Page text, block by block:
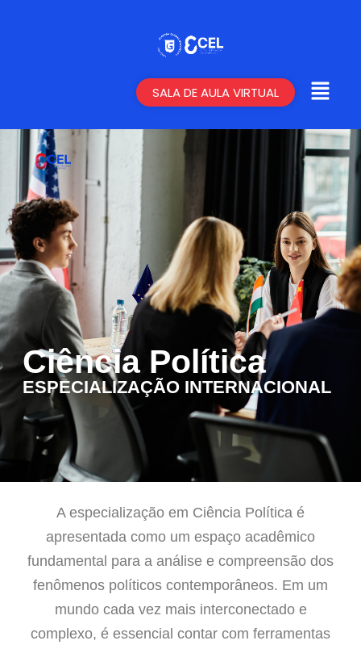
SALA DE AULA VIRTUAL
Ciência Política
ESPECIALIZAÇÃO INTERNACIONAL
A especialização em Ciência Política é
apresentada como um espaço acadêmico
fundamental para a análise e compreensão dos
fenômenos políticos contemporâneos. Em um
mundo cada vez mais interconectado e
complexo, é essencial contar com ferramentas